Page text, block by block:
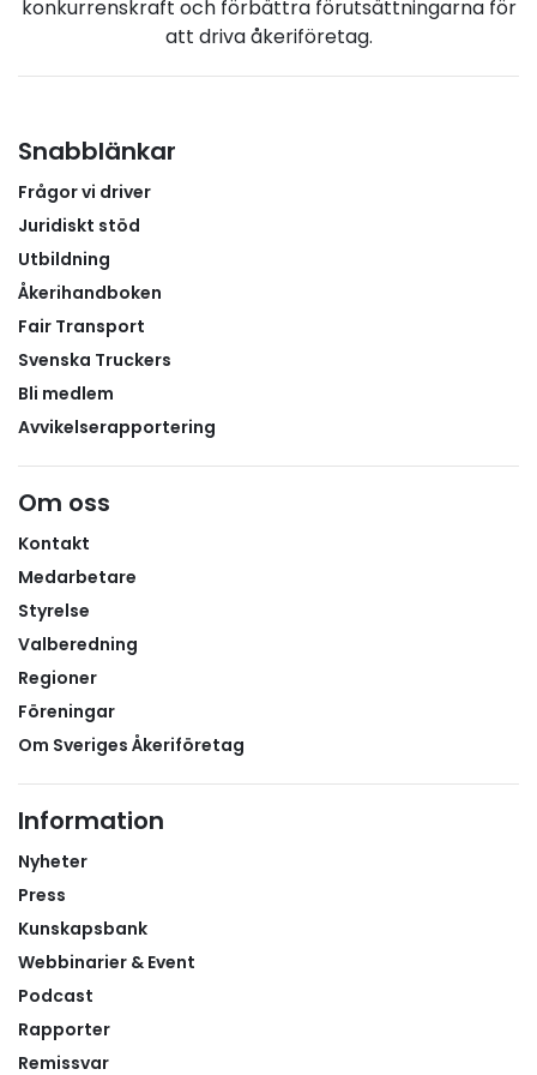
konkurrenskraft och förbättra förutsättningarna för
att driva åkeriföretag.
Snabblänkar
Frågor vi driver
Juridiskt stöd
Utbildning
Åkerihandboken
Fair Transport
Svenska Truckers
Bli medlem
Avvikelserapportering
Om oss
Kontakt
Medarbetare
Styrelse
Valberedning
Regioner
Föreningar
Om Sveriges Åkeriföretag
Information
Nyheter
Press
Kunskapsbank
Webbinarier & Event
Podcast
Rapporter
Remissvar